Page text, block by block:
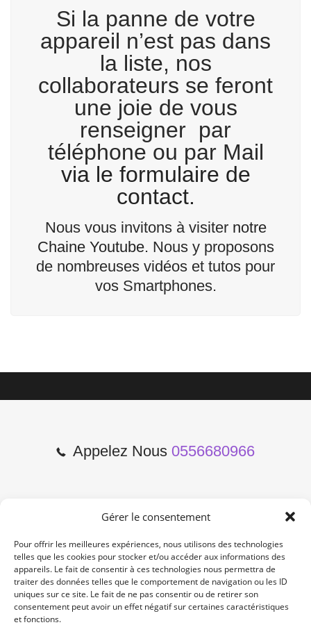
Gérer le consentement
Pour offrir les meilleures expériences, nous utilisons des technologies
telles que les cookies pour stocker et/ou accéder aux informations des
appareils. Le fait de consentir à ces technologies nous permettra de
traiter des données telles que le comportement de navigation ou les ID
uniques sur ce site. Le fait de ne pas consentir ou de retirer son
consentement peut avoir un effet négatif sur certaines caractéristiques
et fonctions.
Si la panne de votre
appareil n’est pas dans
la liste, nos
collaborateurs se feront
une joie de vous
renseigner par
téléphone ou par Mail
via le formulaire de
contact.
Nous vous invitons à visiter notre
Chaine Youtube. Nous y proposons
de nombreuses vidéos et tutos pour
vos Smartphones.
Appelez Nous 0556680966
2 Cours de l'Yser 33800
Bordeaux
Lun-Samedi: 10:00 -19:00
Non Stop